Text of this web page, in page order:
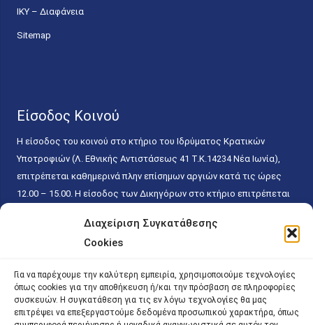
Διαχείριση Συγκατάθεσης
Cookies
Για να παρέχουμε την καλύτερη εμπειρία, χρησιμοποιούμε τεχνολογίες
όπως cookies για την αποθήκευση ή/και την πρόσβαση σε πληροφορίες
συσκευών. Η συγκατάθεση για τις εν λόγω τεχνολογίες θα μας
επιτρέψει να επεξεργαστούμε δεδομένα προσωπικού χαρακτήρα, όπως
ΙΚΥ – Διαφάνεια
Sitemap
Είσοδος Κοινού
Η είσοδος του κοινού στο κτήριο του Ιδρύματος Κρατικών
Υποτροφιών (Λ. Εθνικής Αντιστάσεως 41 T.K.14234 Νέα Ιωνία),
επιτρέπεται καθημερινά πλην επίσημων αργιών κατά τις ώρες
12.00 – 15.00. Η είσοδος των Δικηγόρων στο κτήριο επιτρέπεται
κάθε εργάσιμη ημέρα και ώρα χωρίς κανέναν χρονικό ή άλλο
περιορισμό. Η είσοδος του κοινού ειδικά στο γραφείο του
15.00. Η εξυπηρέτηση του κοινού πραγματοποιείται βάσει των
παγίων ισχυουσών διατάξεων. Για την αποφυγή συνωστισμού
εντός του εσωτερικού χώρου εξυπηρέτησης και αναμονής του